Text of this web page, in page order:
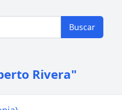
Buscar
Rivera"